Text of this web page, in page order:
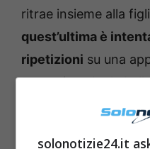
ritrae insieme alla
quest’ultima è
ripetizioni su una
streaming che la
pubblicizzare.
solonotizie24.it